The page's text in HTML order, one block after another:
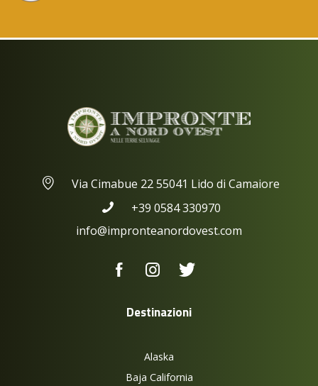
Via Cimabue 22 55041 Lido di Camaiore
+39 0584 330970
info@impronteanordovest.com
Destinazioni
Alaska
Baja California